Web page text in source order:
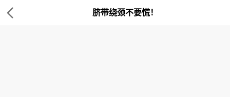
脐带绕颈不要慌！